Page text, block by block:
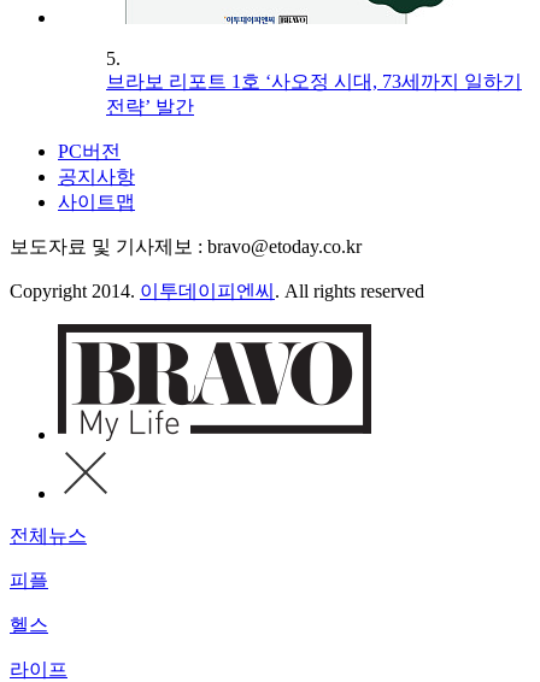
5.
브라보 리포트 1호 ‘사오정 시대, 73세까지 일하기
전략’ 발간
PC버전
공지사항
사이트맵
보도자료 및 기사제보 : bravo@etoday.co.kr
Copyright 2014. 이투데이피엔씨 . All rights reserved
전체뉴스
피플
헬스
라이프